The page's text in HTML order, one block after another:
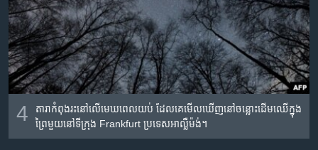
4
តារា​កំពុង​រះ​នៅ​លើ​មេឃ​ពេល​យប់​​ ដែល​គេ​មើល​ឃើញ​នៅ​ចន្លោះ​ដើម​ឈើ​ក្នុង​
ព្រៃ​មួយ​នៅ​ទីក្រុង Frankfurt ប្រទេស​អាល្លឺម៉ង់។